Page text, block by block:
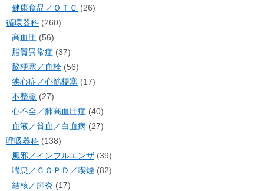
健康食品／ＯＴＣ (26)
循環器科 (260)
高血圧 (56)
脂質異常症 (37)
脳梗塞／血栓 (56)
狭心症／心筋梗塞 (17)
不整脈 (27)
心不全／肺高血圧症 (40)
血液／貧血／白血病 (27)
呼吸器科 (138)
風邪／インフルエンザ (39)
喘息／ＣＯＰＤ／喫煙 (82)
結核／肺炎 (17)